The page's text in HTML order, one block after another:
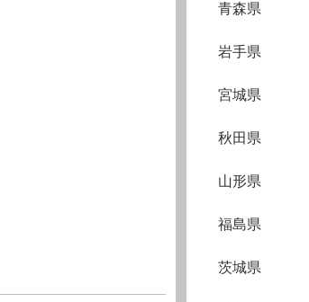
青森県
岩手県
宮城県
秋田県
山形県
福島県
茨城県